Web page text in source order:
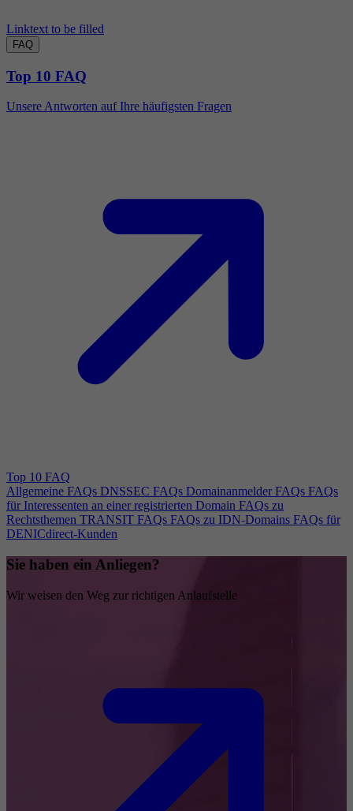
Linktext to be filled
FAQ
Top 10 FAQ
Unsere Antworten auf Ihre häufigsten Fragen
Top 10 FAQ
Allgemeine FAQs DNSSEC FAQs Domainanmelder FAQs FAQs
für Interessenten an einer registrierten Domain FAQs zu
Rechtsthemen TRANSIT FAQs FAQs zu IDN-Domains FAQs für
DENICdirect-Kunden
Sie haben ein Anliegen?
Wir weisen den Weg zur richtigen Anlaufstelle